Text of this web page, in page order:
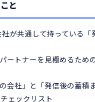
と
が共通して持っている「
ートナーを見極めるため
会社」と「発信後の蓄積
ェックリスト